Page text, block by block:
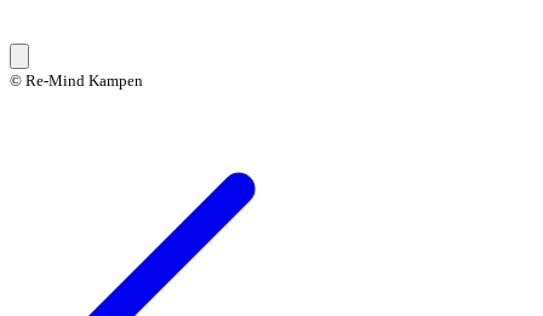
© Re-Mind Kampen